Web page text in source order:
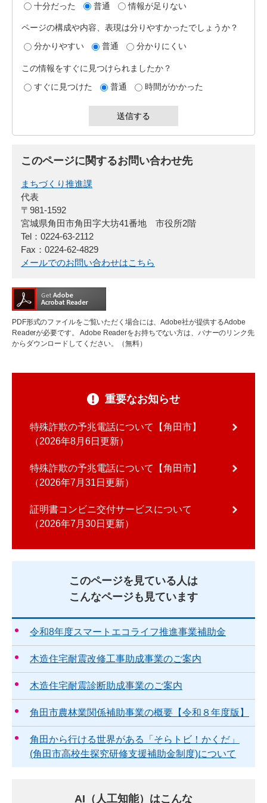
十分だった 普通 情報が足りない
ページの構成や内容、表現は分りやすかったでしょうか？
分かりやすい
普通 分かりにくい
この情報をすぐに見つけられましたか？
すぐに見つけた
普通 時間がかかった
このページに関するお問い合わせ先
まちづくり推進課
代表
〒981-1592
宮城県角田市角田字大坊41番地 市役所2階
Tel：0224-63-2112
Fax：0224-62-4829
メールでのお問い合わせはこちら
PDF形式のファイルをご覧いただく場合には、Adobe社が提供するAdobe
Readerが必要です。
Adobe Readerをお持ちでない方は、バナーのリンク先
からダウンロードしてください。（無料）
重要なお知らせ
特殊詐欺の予兆電話について【角田市】
2026年8月6日更新
特殊詐欺の予兆電話について【角田市】
2026年7月31日更新
証明書コンビニ交付サービスについて
2026年7月30日更新
このページを見ている人は
こんなページも見ています
令和8年度スマートエコライフ推進事業補助金
木造住宅耐震改修工事助成事業のご案内
木造住宅耐震診断助成事業のご案内
角田市農林業関係補助事業の概要【令和８年度版】
角田から行ける世界がある「そらトビ！かくだ」
(角田市高校生探究研修支援補助金制度)について
AI（人工知能）はこんな